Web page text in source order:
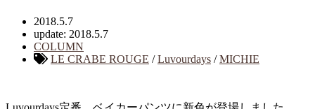
2018.5.7
update: 2018.5.7
COLUMN
LE CRABE ROUGE /Luvourdays /MICHIE